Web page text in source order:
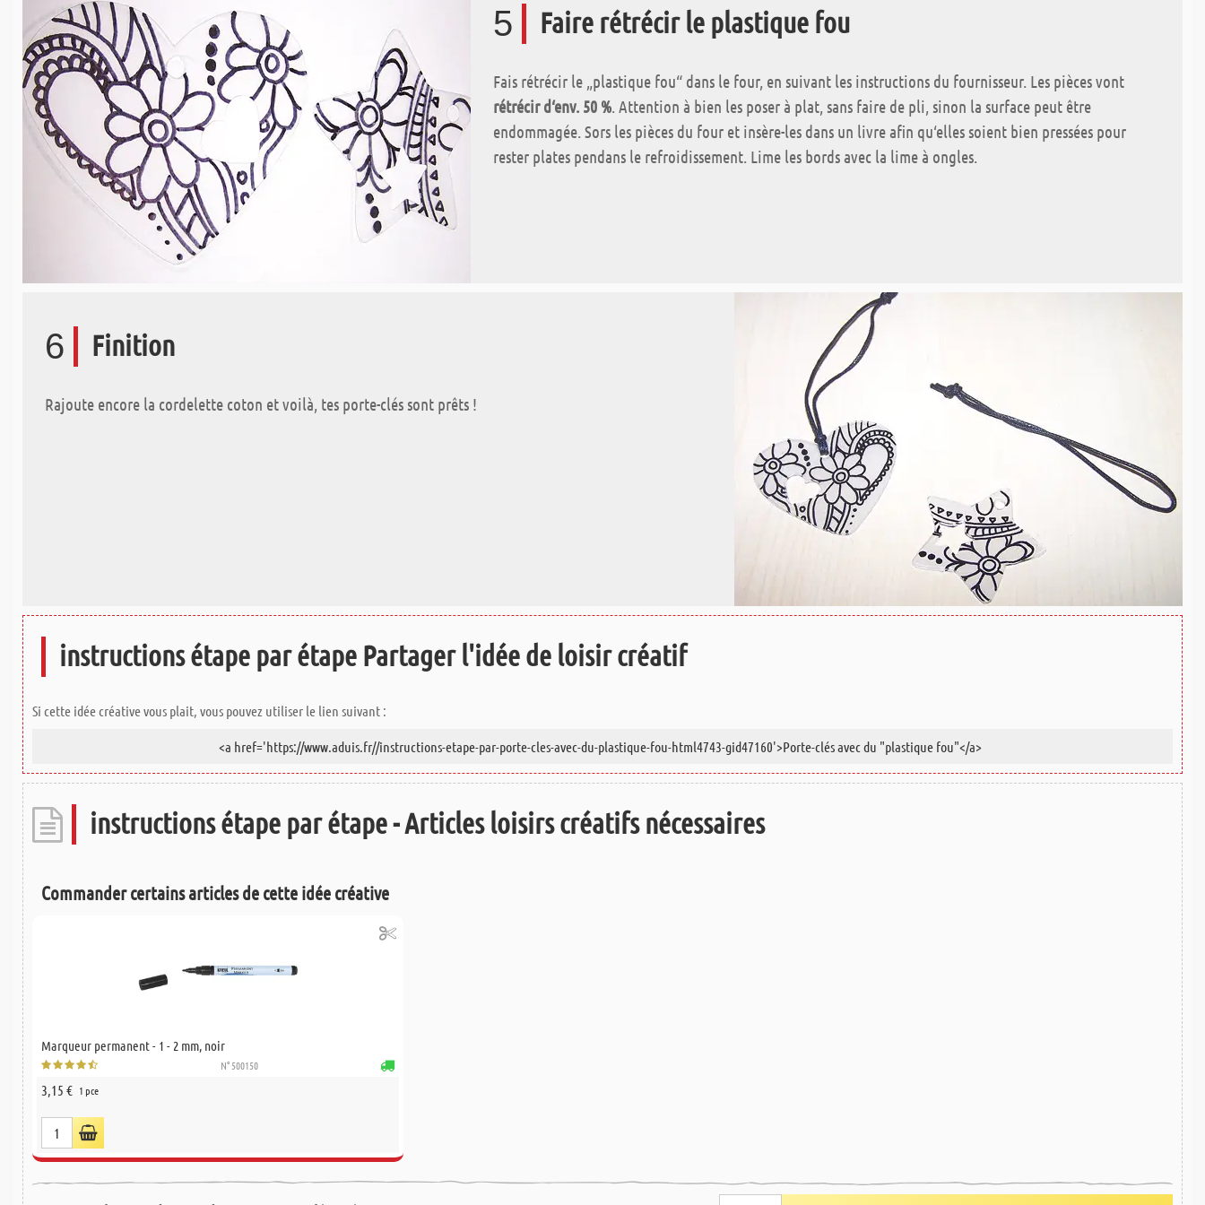
5 Faire rétrécir le plastique fou
Fais rétrécir le „plastique fou“ dans le four, en suivant les instructions du fournisseur. Les pièces vont
rétrécir d‘env. 50 %. Attention à bien les poser à plat, sans faire de pli, sinon la surface peut être
endommagée. Sors les pièces du four et insère-les dans un livre afin qu‘elles soient bien pressées pour
rester plates pendans le refroidissement. Lime les bords avec la lime à ongles.
6 Finition
Rajoute encore la cordelette coton et voilà, tes porte-clés sont prêts !
instructions étape par étape Partager l'idée de loisir créatif
Si cette idée créative vous plait, vous pouvez utiliser le lien suivant :
instructions étape par étape - Articles loisirs créatifs nécessaires
Commander certains articles de cette idée créative
Marqueur permanent - 1 - 2 mm, noir
N° 500150
3,15 € 1 pce